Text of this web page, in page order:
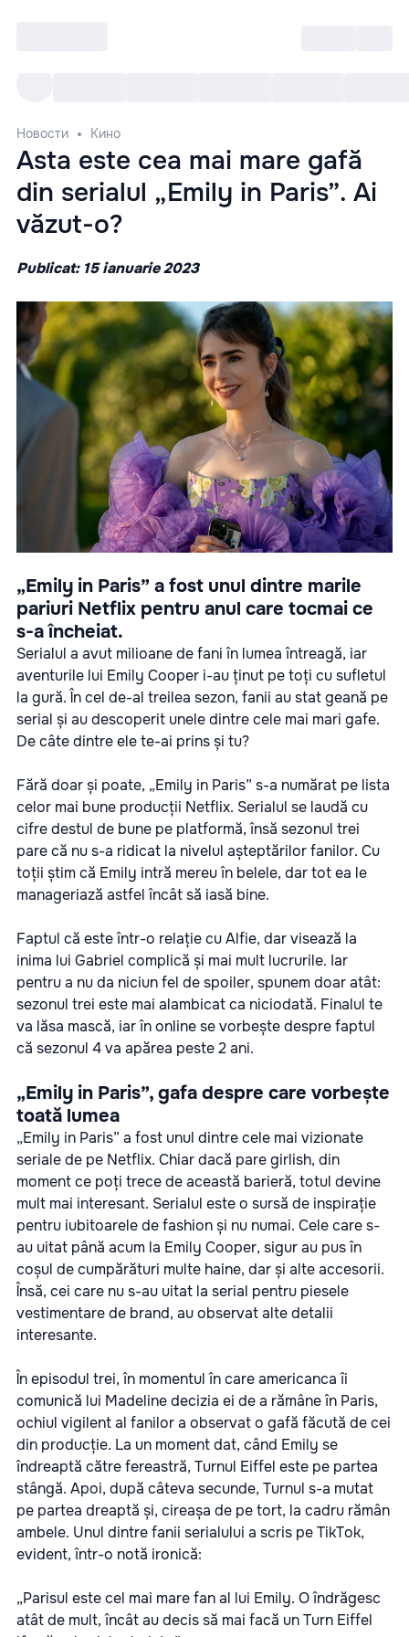
Новости Кино
Asta este cea mai mare gafă
din serialul „Emily in Paris”. Ai
văzut-o?
Publicat: 15 ianuarie 2023
„Emily in Paris” a fost unul dintre marile
pariuri Netflix pentru anul care tocmai ce
s-a încheiat.
Serialul a avut milioane de fani în lumea întreagă, iar
aventurile lui Emily Cooper i-au ținut pe toți cu sufletul
la gură. În cel de-al treilea sezon, fanii au stat geană pe
serial și au descoperit unele dintre cele mai mari gafe.
De câte dintre ele te-ai prins și tu?
Fără doar și poate, „Emily in Paris” s-a numărat pe lista
celor mai bune producții Netflix. Serialul se laudă cu
cifre destul de bune pe platformă, însă sezonul trei
pare că nu s-a ridicat la nivelul așteptărilor fanilor. Cu
toții știm că Emily intră mereu în belele, dar tot ea le
manageriază astfel încât să iasă bine.
Faptul că este într-o relație cu Alfie, dar visează la
inima lui Gabriel complică și mai mult lucrurile. Iar
pentru a nu da niciun fel de spoiler, spunem doar atât:
sezonul trei este mai alambicat ca niciodată. Finalul te
va lăsa mască, iar în online se vorbește despre faptul
că sezonul 4 va apărea peste 2 ani.
„Emily in Paris”, gafa despre care vorbește
toată lumea
„Emily in Paris” a fost unul dintre cele mai vizionate
seriale de pe Netflix. Chiar dacă pare girlish, din
moment ce poți trece de această barieră, totul devine
mult mai interesant. Serialul este o sursă de inspirație
pentru iubitoarele de fashion și nu numai. Cele care s-
au uitat până acum la Emily Cooper, sigur au pus în
coșul de cumpărături multe haine, dar și alte accesorii.
Însă, cei care nu s-au uitat la serial pentru piesele
vestimentare de brand, au observat alte detalii
interesante.
În episodul trei, în momentul în care americanca îi
comunică lui Madeline decizia ei de a rămâne în Paris,
ochiul vigilent al fanilor a observat o gafă făcută de cei
din producție. La un moment dat, când Emily se
îndreaptă către fereastră, Turnul Eiffel este pe partea
stângă. Apoi, după câteva secunde, Turnul s-a mutat
pe partea dreaptă și, cireașa de pe tort, la cadru rămân
ambele. Unul dintre fanii serialului a scris pe TikTok,
evident, într-o notă ironică:
„Parisul este cel mai mare fan al lui Emily. O îndrăgesc
atât de mult, încât au decis să mai facă un Turn Eiffel